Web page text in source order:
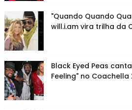
"Quando Quando
will.i.am vira trilha da
Black Eyed Peas
Feeling" no Coachella